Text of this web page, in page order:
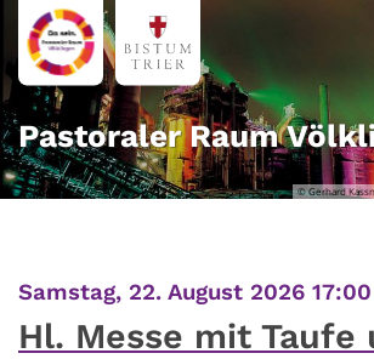
Zum Inhalt springen
© Gerhard
Pastoraler Raum
Samstag, 22. August 2026 17:00
Hl. Messe mit Taufe